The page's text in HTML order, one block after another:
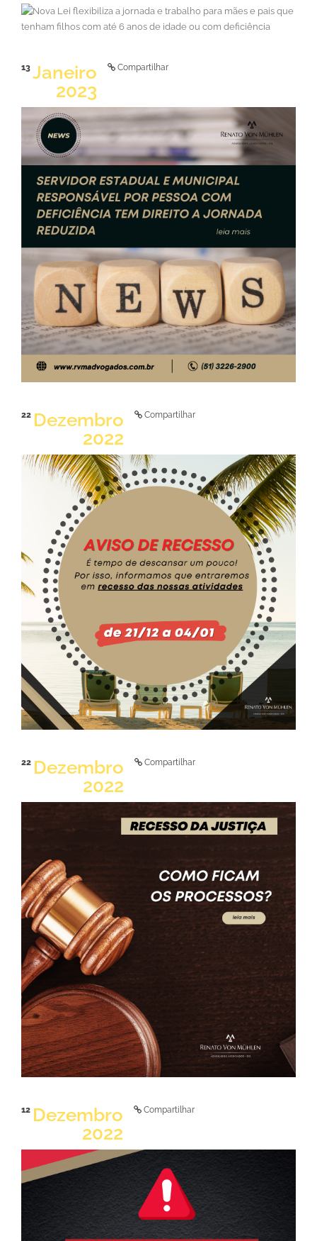
LER NOTÍCIA
13 Janeiro
2023
Compartilhar
LER NOTÍCIA
22 Dezembro
2022
Compartilhar
22 Dezembro
2022
Compartilhar
12 Dezembro
2022
Compartilhar